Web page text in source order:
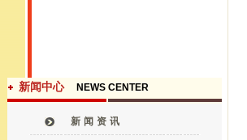
新闻中心 NEWS CENTER
新闻资讯